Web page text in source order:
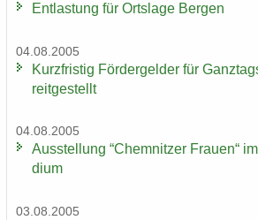
Ent­las­tung für Orts­la­ge Ber­gen
04.08.2005
Kurz­fris­tig För­der­gel­der für
reit­ge­stellt
04.08.2005
Aus­stel­lung “Chem­nit­zer Frau­en“
di­um
03.08.2005